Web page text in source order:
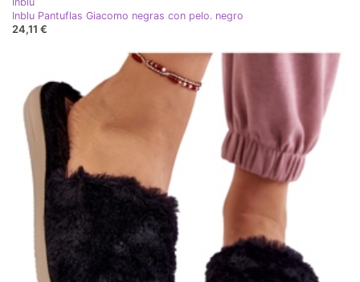
Inblu Pantuflas Giacomo negras con pelo. negro
24,11 €